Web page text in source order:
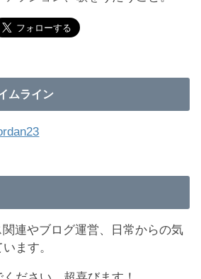
ムライン
連やブログ運営、日常からの気
ます。